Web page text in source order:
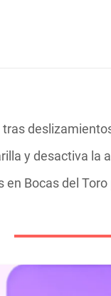
y desactiva la
Bocas del